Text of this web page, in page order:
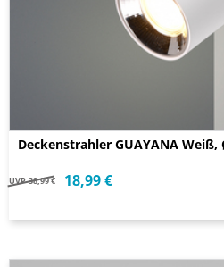
Deckenstrahler GUAYANA Weiß,
UVP 38,99 € 18,99 €